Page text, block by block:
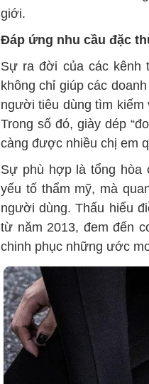
giới.
Đáp ứng nhu cầu đặc
Sự ra đời của các kênh
không chỉ giúp các
người tiêu dùng tìm kiếm
Trong số đó, giày dép
càng được nhiều chị em
Sự phù hợp là tổng hòa
yếu tố thẩm mỹ, mà
người dùng. Thấu hiểu
từ năm 2013, đem đến
chinh phục những ước